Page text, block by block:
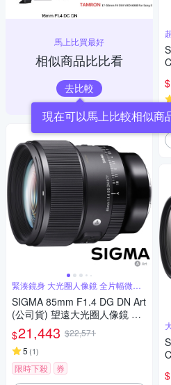
馬上比買最好
相似商品比比看
去比較
現在可以馬上比較相似商
緊湊鏡身 大光圈人像鏡 全片幅微單
眼鏡頭
SIGMA 85mm F1.4 DG DN Art
(公司貨) 望遠大光圈人像鏡 全
片幅微單眼鏡頭
$21,443 $22,571
5 (1)
限時下殺 券
$
$